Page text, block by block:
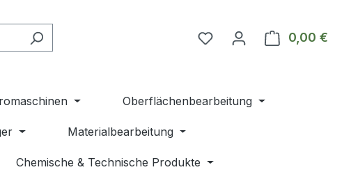
Du hast 0 Produkte auf
0,00 €
Oberflächenbearbeitung
Materialbearbeitung
Chemische & Technische Produkte